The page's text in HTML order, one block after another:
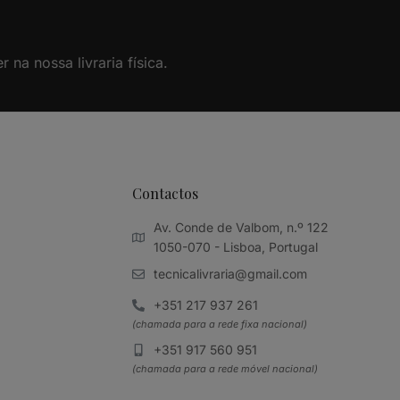
na nossa livraria física.
Contactos
Av. Conde de Valbom, n.º 122
1050-070 - Lisboa, Portugal
tecnicalivraria@gmail.com
+351 217 937 261
(chamada para a rede fixa nacional)
+351 917 560 951
(chamada para a rede móvel nacional)